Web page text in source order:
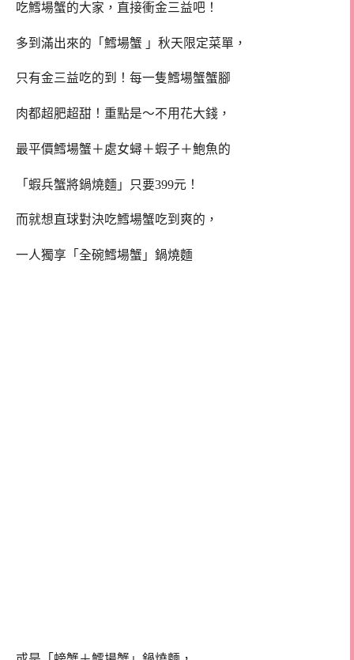
吃鱈場蟹的大家，直接衝金三益吧！
多到滿出來的「鱈場蟹 」秋天限定菜單，
只有金三益吃的到！每一隻鱈場蟹蟹腳
肉都超肥超甜！重點是～不用花大錢，
最平價鱈場蟹＋處女蟳＋蝦子＋鮑魚的
「蝦兵蟹將鍋燒麵」只要399元！
而就想直球對決吃鱈場蟹吃到爽的，
一人獨享「全碗鱈場蟹」鍋燒麵